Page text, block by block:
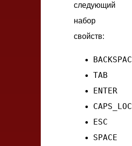
следующий
набор
свойств:
TAB
ENTER
ESC
SPACE